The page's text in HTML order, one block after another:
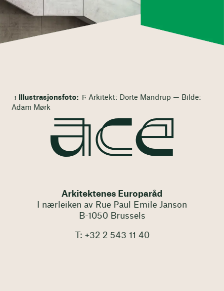
Illustrasjonsfoto:
Ϝ Arkitekt: Dorte Mandrup — Bilde:
Adam Mørk
Arkitektenes Europaråd
I nærleiken av Rue Paul Emile Janson
B-1050 Brussels
T: +32 2 543 11 40